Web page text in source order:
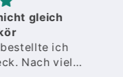
gleich
ich
Nach vielen